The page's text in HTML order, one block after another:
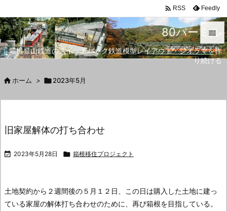
80パーミル
箱根登山鉄道のスイッチバック鉄道模型レイアウト・ジオラマを作
り続ける


メニュ
 RSS Feedly
 ホーム > 2023年5月
旧家屋解体の打ち合わせ
 2023年5月28日  箱根移住プロジェクト
土地契約から２週間後の５月１２日、この日は購入した土地に建っ
ている家屋の解体打ち合わせのために、再び箱根を目指している。